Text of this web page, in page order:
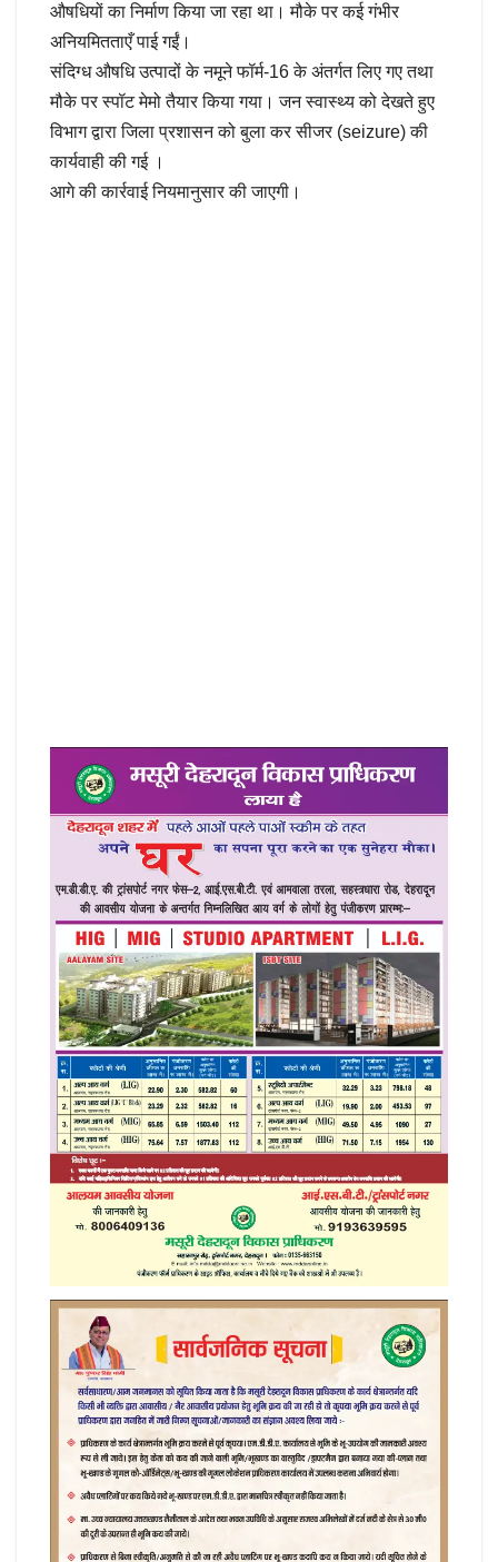
औषधियों का निर्माण किया जा रहा था। मौके पर कई गंभीर
अनियमितताएँ पाई गईं।
संदिग्ध औषधि उत्पादों के नमूने फॉर्म-16 के अंतर्गत लिए गए तथा
मौके पर स्पॉट मेमो तैयार किया गया। जन स्वास्थ्य को देखते हुए
विभाग द्वारा जिला प्रशासन को बुला कर सीजर (seizure) की
कार्यवाही की गई ।
आगे की कार्रवाई नियमानुसार की जाएगी।